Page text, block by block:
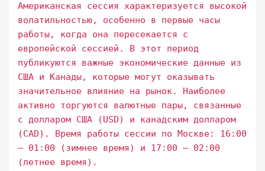
Американская сессия характеризуется высокой
волатильностью, особенно в первые часы
работы, когда она пересекается с
европейской сессией. В этот период
публикуются важные экономические данные из
США и Канады, которые могут оказывать
значительное влияние на рынок. Наиболее
активно торгуются валютные пары, связанные
с долларом США (USD) и канадским долларом
(CAD). Время работы сессии по Москве: 16:00
– 01:00 (зимнее время) и 17:00 – 02:00
(летнее время).